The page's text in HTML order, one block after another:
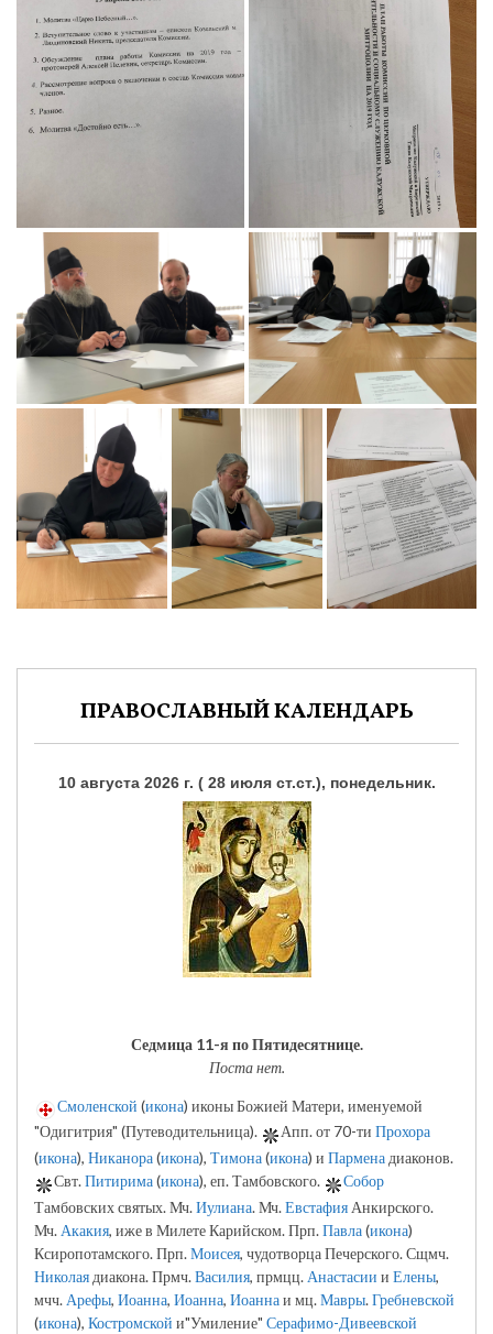
ПРАВОСЛАВНЫЙ КАЛЕНДАРЬ
10 августа 2026 г. ( 28 июля ст.ст.), понедельник.
Седмица 11-я по Пятидесятнице.
Поста нет.
Смоленской (икона) иконы Божией Матери, именуемой
"Одигитрия" (Путеводительница).
Апп. от 70-ти Прохора
(икона), Никанора(икона), Тимона(икона) и Пармена диаконов.
Свт.Питирима(икона), еп. Тамбовского.
Собор
Тамбовских святых. Мч.Иулиана. Мч.Евстафия Анкирского.
Мч. Акакия, иже в Милете Карийском. Прп.Павла(икона)
Ксиропотамского. Прп.Моисея, чудотворца Печерского. Сщмч.
Николая диакона. Прмч.Василия, прмцц. Анастасии и Елены,
мчч. Арефы, Иоанна, Иоанна, Иоаннаи мц.Мавры.Гребневской
(икона), Костромской и"Умиление" Серафимо-Дивеевской